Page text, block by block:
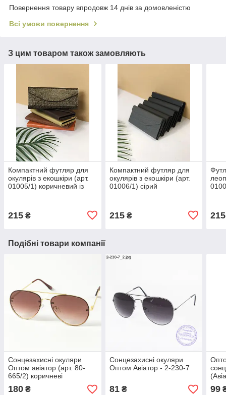
Повернення товару впродовж 14 днів за домовленістю
Всі умови повернення
З цим товаром також замовляють
Компактний футляр для
окулярів з екошкіри (арт.
01005/1) коричневий із
215 ₴
Компактний футляр для
окулярів з екошкіри (арт.
01006/1) сірий
215₴ 215
Подібні товари компанії
Сонцезахисні окуляри
Оптом авіатор (арт. 80-
665/2) коричневі
180 ₴
Сонцезахисні окуляри
Оптом Авіатор - 2-230-7
81₴ 99